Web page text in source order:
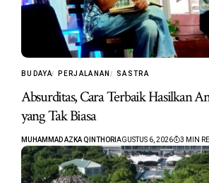
BUDAYA PERJALANAN SASTRA
Absurditas, Cara Terbaik Hasilkan
yang Tak Biasa
MUHAMMAD AZKA QINTHORI AGUSTUS 6, 2026 3 MIN